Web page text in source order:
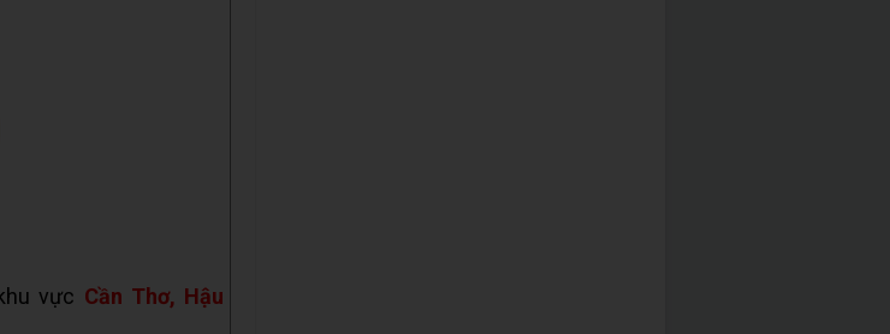
vực Cần Thơ, Hậu